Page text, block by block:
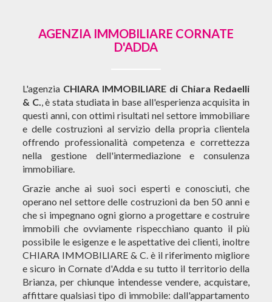
AGENZIA IMMOBILIARE CORNATE
D'ADDA
L'agenzia CHIARA IMMOBILIARE di Chiara Redaelli
& C., è stata studiata in base all'esperienza acquisita in
questi anni, con ottimi risultati nel settore immobiliare
e delle costruzioni al servizio della propria clientela
offrendo professionalità competenza e correttezza
nella gestione dell'intermediazione e consulenza
immobiliare.
Grazie anche ai suoi soci esperti e conosciuti, che
operano nel settore delle costruzioni da ben 50 anni e
che si impegnano ogni giorno a progettare e costruire
immobili che ovviamente rispecchiano quanto il più
possibile le esigenze e le aspettative dei clienti, inoltre
CHIARA IMMOBILIARE & C. è il riferimento migliore
e sicuro in Cornate d'Adda e su tutto il territorio della
Brianza, per chiunque intendesse vendere, acquistare,
affittare qualsiasi tipo di immobile: dall'appartamento